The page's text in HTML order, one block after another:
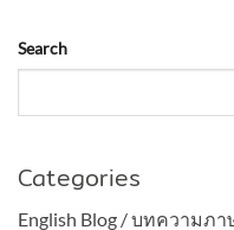
Search
Categories
English Blog / บทความภ